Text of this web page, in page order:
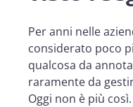
Per anni nelle
considerato poco
qualcosa da
raramente da
Oggi non è più così.